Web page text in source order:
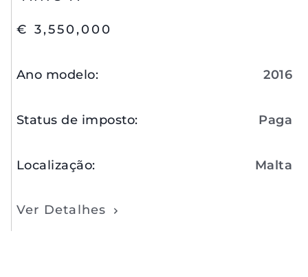
€ 3,550,000
Ano modelo: 2016
Status de imposto: Paga
Localização: Malta
Ver Detalhes